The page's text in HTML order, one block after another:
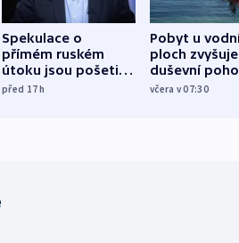
Spekulace o
přímém ruském
útoku jsou pošetilé,
míní estonský
před 17h
Pobyt u
ploch zvyšuje
duševní
ukázala
včera v 07:30